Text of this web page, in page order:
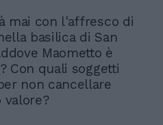
mai con l'affresco di
basilica di San
Maometto è
Con quali soggetti
non cancellare
valore?